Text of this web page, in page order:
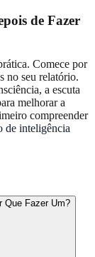
de Fazer
Comece por
no seu relatório.
a escuta
melhorar a
compreender
de inteligência
Que Fazer Um?